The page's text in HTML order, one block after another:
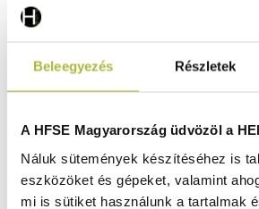
Beleegyezés Részletek
A HFSE Magyarország üdvözöl a
Náluk sütemények készítéséhez is
eszközöket és gépeket, valamint
mi is sütiket használunk a tartalmak
&
Hősugárzók
Grillsütők
Kültéri
hősugárzók